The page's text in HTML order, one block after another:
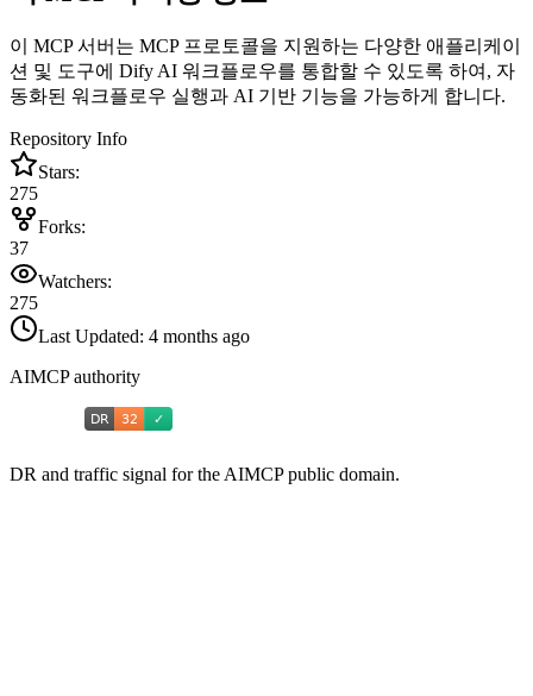
이 MCP 서버는 MCP 프로토콜을 지원하는 다양한 애플리케이
션 및 도구에 Dify AI 워크플로우를 통합할 수 있도록 하여, 자
동화된 워크플로우 실행과 AI 기반 기능을 가능하게 합니다.
Repository Info
Stars:
275
Forks:
37
Watchers:
275
Last Updated: 4 months ago
AIMCP authority
DR and traffic signal for the AIMCP public domain.